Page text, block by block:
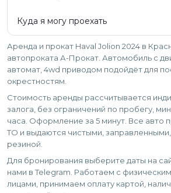
Куда я могу проехать
Аренда и прокат Haval Jolion 2024 в
автопроката А-Прокат. Автомобиль с
автомат, 4wd приводом подойдёт для
окрестностям.
Стоимость аренды рассчитывается
залога, без ограничений по пробегу,
часа. Оформление за 5 минут. Все авто
ТО и выдаются чистыми,
резиной.
Для бронирования выберите даты на
нами в Telegram. Работаем с
лицами, принимаем оплату картой,